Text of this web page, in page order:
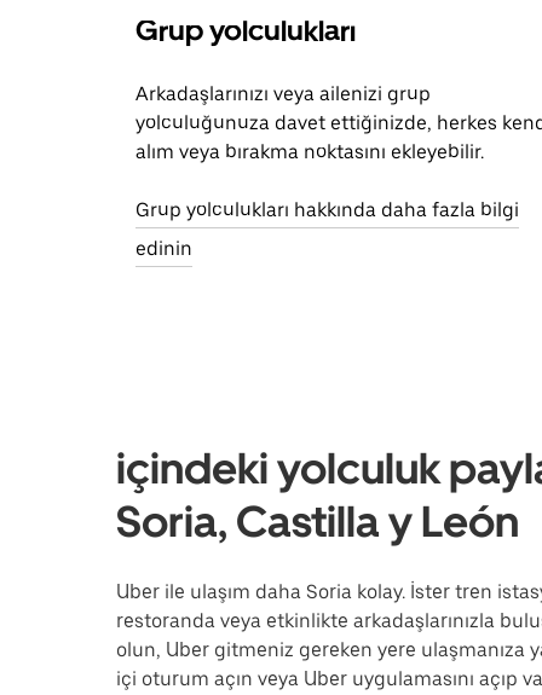
Grup yolculukları
Arkadaşlarınızı veya ailenizi grup
yolculuğunuza davet ettiğinizde, herkes
alım veya bırakma noktasını ekleyebilir.
Grup yolculukları hakkında daha fazla bilgi
edinin
içindeki yolculuk
Soria, Castilla y León
Uber ile ulaşım daha Soria kolay. İster tren
restoranda veya etkinlikte arkadaşlarınızla
olun, Uber gitmeniz gereken yere ulaşmanıza
içi oturum açın veya Uber uygulamasını açıp